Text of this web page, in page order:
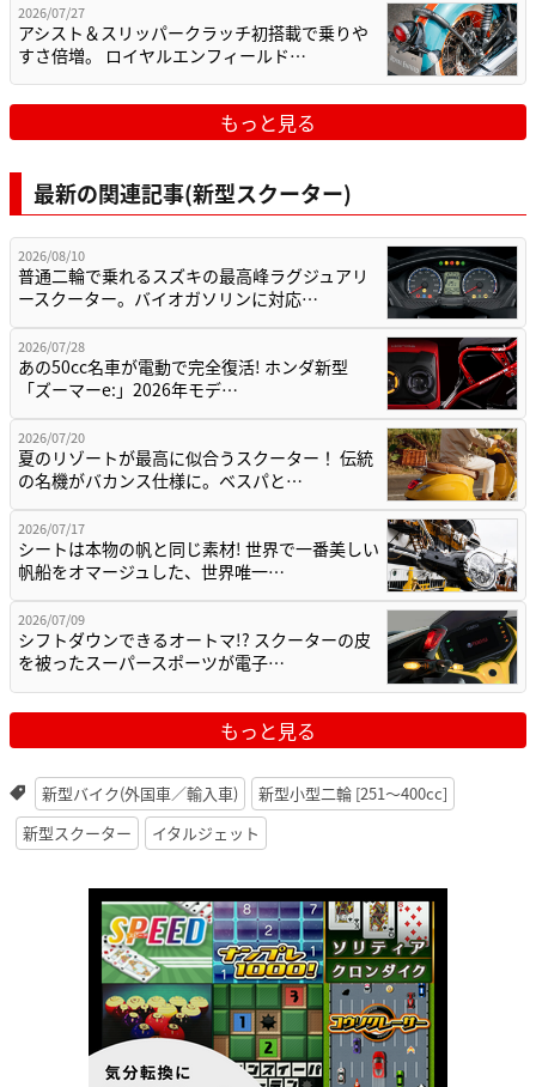
2026/07/27
アシスト＆スリッパークラッチ初搭載で乗りや
すさ倍増。 ロイヤルエンフィールド…
もっと見る
最新の関連記事(新型スクーター)
2026/08/10
普通二輪で乗れるスズキの最高峰ラグジュアリ
ースクーター。バイオガソリンに対応…
2026/07/28
あの50cc名車が電動で完全復活! ホンダ新型
「ズーマーe:」2026年モデ…
2026/07/20
夏のリゾートが最高に似合うスクーター！ 伝統
の名機がバカンス仕様に。ベスパと…
2026/07/17
シートは本物の帆と同じ素材! 世界で一番美しい
帆船をオマージュした、世界唯一…
2026/07/09
シフトダウンできるオートマ!? スクーターの皮
を被ったスーパースポーツが電子…
もっと見る
新型バイク(外国車／輸入車)
新型小型二輪 [251〜400cc]
新型スクーター
イタルジェット